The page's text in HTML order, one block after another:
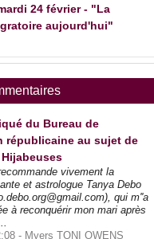
24 février - "La
aujourd'hui"
du Bureau de
républicaine au sujet de
vivement la
et astrologue Tanya Debo
qui m''a
à reconquérir mon mari après
- Myers TONI OWENS